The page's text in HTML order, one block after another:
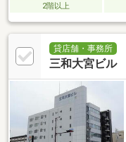
2階以上
貸店舗・事務所
三和大宮ビル